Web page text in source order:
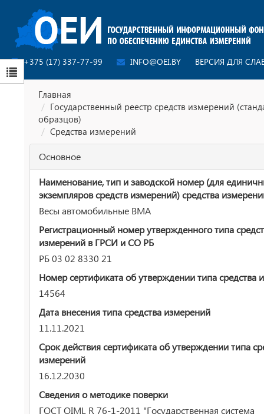
+375 (17) 337-77-99 INFO@OEI.BY ВЕРСИЯ ДЛЯ
Главная
Государственный реестр средств измерений
образцов)
Средства измерений
Основное
Наименование, тип и заводской номер (для
экземпляров средств измерений) средства
Весы автомобильные ВМА
Регистрационный номер утвержденного типа
измерений в ГРСИ и СО РБ
РБ 03 02 8330 21
Номер сертификата об утверждении типа средства
14564
Дата внесения типа средства измерений
11.11.2021
Срок действия сертификата об утверждении типа
измерений
16.12.2030
Сведения о методике поверки
ГОСТ OIML R 76-1-2011 "Государственная система